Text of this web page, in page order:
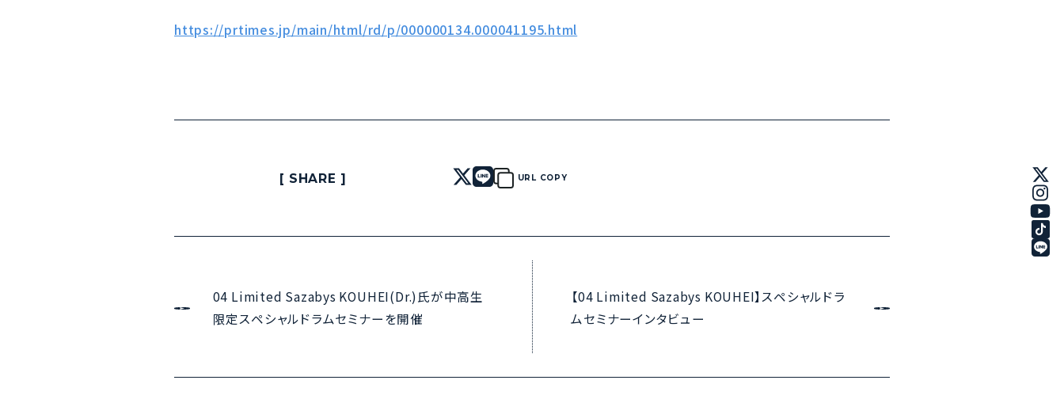
https://prtimes.jp/main/html/rd/p/000000134.000041195.html
[ SHARE ] URL COPY
04 Limited Sazabys KOUHEI(Dr.)氏が中高生
限定スペシャルドラムセミナーを開催
【04 Limited Sazabys KOUHEI】スペシャルドラ
ムセミナーインタビュー